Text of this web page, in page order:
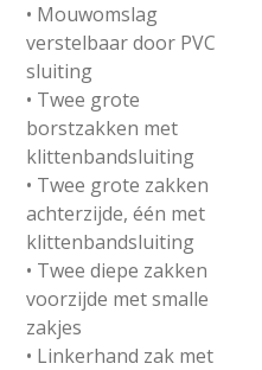
• Mouwomslag
verstelbaar door PVC
sluiting
• Twee grote
borstzakken met
klittenbandsluiting
• Twee grote zakken
achterzijde, één met
klittenbandsluiting
• Twee diepe zakken
voorzijde met smalle
zakjes
• Linkerhand zak met